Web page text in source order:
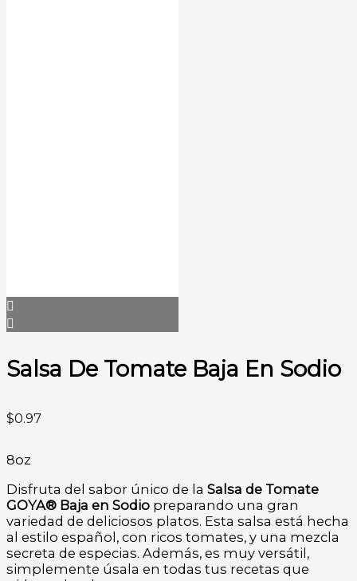
Salsa De Tomate Baja En Sodio
$0.97
8oz
Disfruta del sabor único de la Salsa de Tomate
GOYA® Baja en Sodio preparando una gran
variedad de deliciosos platos. Esta salsa está hecha
al estilo español, con ricos tomates, y una mezcla
secreta de especias. Además, es muy versátil,
simplemente úsala en todas tus recetas que